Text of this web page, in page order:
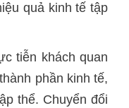
quả kinh tế tập
tiễn khách quan
phần kinh tế,
thể. Chuyển đổi